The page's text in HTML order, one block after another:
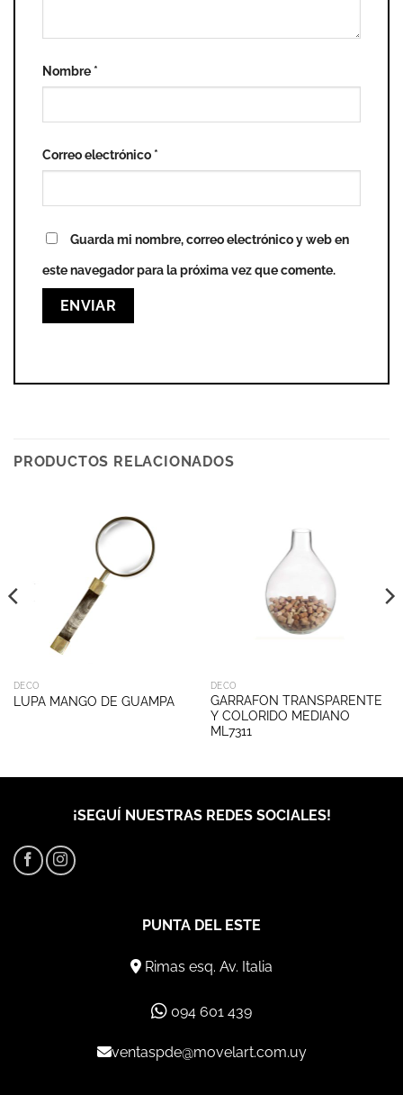
Nombre *
Correo electrónico *
Guarda mi nombre, correo electrónico y web en
este navegador para la próxima vez que comente.
PRODUCTOS RELACIONADOS
DECO
LUPA MANGO DE GUAMPA
DECO
GARRAFON TRANSPARENTE
Y COLORIDO MEDIANO
ML7311
¡SEGUÍ NUESTRAS REDES SOCIALES!
PUNTA DEL ESTE
Rimas esq. Av. Italia
094 601 439
ventaspde@movelart.com.uy